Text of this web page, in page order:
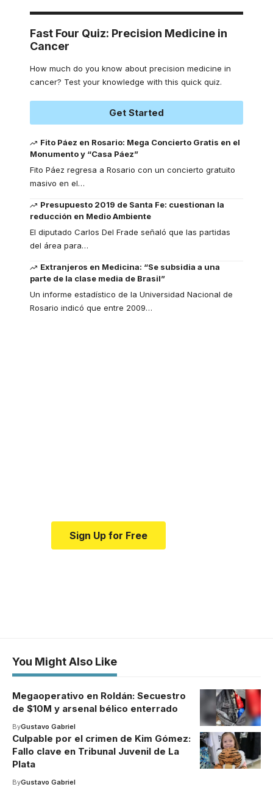
Fast Four Quiz: Precision Medicine in
Cancer
How much do you know about precision medicine in
cancer? Test your knowledge with this quick quiz.
Get Started
Fito Páez en Rosario: Mega Concierto Gratis en el
Monumento y “Casa Páez”
Fito Páez regresa a Rosario con un concierto gratuito
masivo en el…
Presupuesto 2019 de Santa Fe: cuestionan la
reducción en Medio Ambiente
El diputado Carlos Del Frade señaló que las partidas
del área para…
Extranjeros en Medicina: “Se subsidia a una
parte de la clase media de Brasil”
Un informe estadístico de la Universidad Nacional de
Rosario indicó que entre 2009…
Sign Up for Free
You Might Also Like
Megaoperativo en Roldán: Secuestro
de $10M y arsenal bélico enterrado
ByGustavo Gabriel
Culpable por el crimen de Kim Gómez:
Fallo clave en Tribunal Juvenil de La
Plata
ByGustavo Gabriel